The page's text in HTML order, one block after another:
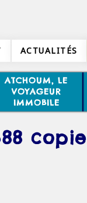
ACTUALITÉS
ATCHOUM, LE
VOYAGEUR
IMMOBILE
copie